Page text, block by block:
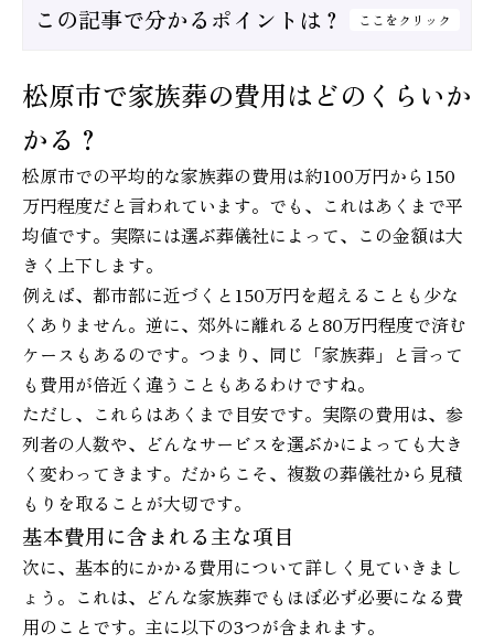
この記事で分かるポイントは？ ここをクリック
松原市で家族葬の費用はどのくらいか
かる？
松原市での平均的な家族葬の費用は約100万円から150
万円程度だと言われています。でも、これはあくまで平
均値です。実際には選ぶ葬儀社によって、この金額は大
きく上下します。
例えば、都市部に近づくと150万円を超えることも少な
くありません。逆に、郊外に離れると80万円程度で済む
ケースもあるのです。つまり、同じ「家族葬」と言って
も費用が倍近く違うこともあるわけですね。
ただし、これらはあくまで目安です。実際の費用は、参
列者の人数や、どんなサービスを選ぶかによっても大き
く変わってきます。だからこそ、複数の葬儀社から見積
もりを取ることが大切です。
基本費用に含まれる主な項目
次に、基本的にかかる費用について詳しく見ていきまし
ょう。これは、どんな家族葬でもほぼ必ず必要になる費
用のことです。主に以下の3つが含まれます。